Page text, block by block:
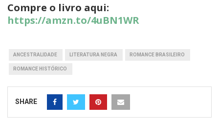
Compre o livro aqui:
https://amzn.to/4uBN1WR
ANCESTRALIDADE LITERATURA NEGRA ROMANCE BRASILEIRO
ROMANCE HISTÓRICO
SHARE